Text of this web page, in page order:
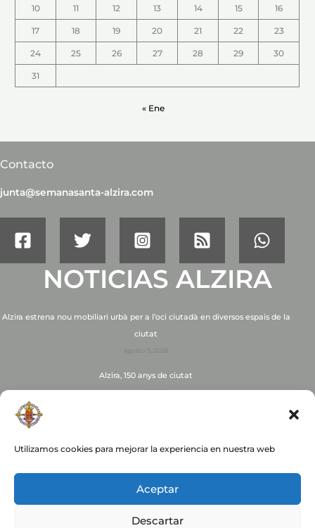
Utilizamos cookies para mejorar la experiencia en nuestra web
Aceptar
Descartar
10 11 12 13 14 15 16
17 18 19 20 21 22 23
24 25 26 27 28 29 30
31
« Ene
Contacto
junta@semanasanta-alzira.com
NOTICIAS ALZIRA
Alzira estrena nou mobiliari urbà per a l’oci ciutadà en diversos espais de la
ciutat
agosto 5, 2026
Alzira, 150 anys de ciutat
agosto 5, 2026
Alzira organitza una jornada d’observació de l’eclipsi solar a l’Espai d’Oci La
agosto 4, 2026
Naix el Premi d’Il·lustració «Elisa Torremocha»
julio 31, 2026